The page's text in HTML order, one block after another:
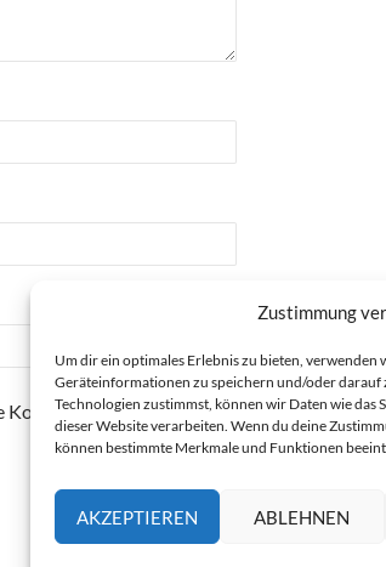
Zustimmung
Um dir ein optimales Erlebnis zu bieten, verwenden
Geräteinformationen zu speichern und/oder darauf
Technologien zustimmst, können wir Daten wie das
dieser Website verarbeiten. Wenn du deine
können bestimmte Merkmale und Funktionen
AKZEPTIEREN ABLEHNEN
Kommentare per E-Mail.